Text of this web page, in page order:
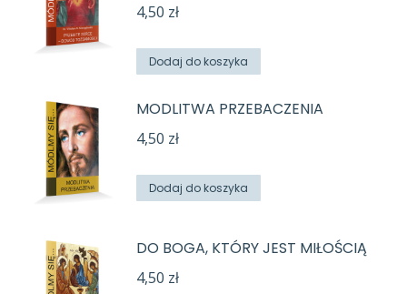
4,50 zł
Dodaj do koszyka
MODLITWA PRZEBACZENIA
4,50 zł
Dodaj do koszyka
DO BOGA, KTÓRY JEST MIŁOŚCIĄ
4,50 zł